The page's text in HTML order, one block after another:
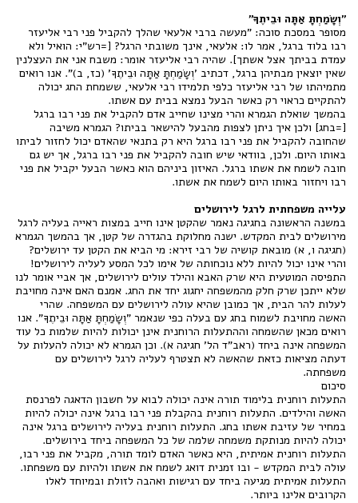
"וְשָׂמַחְתָּ אַתָּה וּבֵיתֶךָ"
מסופר במסכת סוכה: "מעשה ברבי אלעאי שהלך להקביל פני רבי אליעזר
רבו בלוד ברגל, אמר לו: אלעאי, אינך משובתי הרגל? [=רש"י: הואיל ולא
עמדת בביתך אצל אשתך]. שהיה רבי אליעזר אומר: משבח אני את העצלנין
שאין יוצאין מבתיהן ברגל, דכתיב 'וְשָׂמַחְתָּ אַתָּה וּבֵיתֶךָ' (כז, ב)". אנו רואים
מתמיהתו של רבי אליעזר כלפי תלמידו רבי אלעאי, ששמחת החג יכולה
להתקיים כראוי רק כאשר הבעל נמצא בבית עם אשתו.
בהמשך שואלת הגמרא והרי מצינו שחייב אדם להקביל את פני רבו ברגל
[=בחג] ולכן איך ניתן לצפות מהבעל להישאר בביתו? הגמרא משיבה
שהחובה להקביל את פני רבו ברגל היא רק בתנאי שהאדם יכול לחזור לביתו
באותו היום. ולכן, בוודאי שיש חובה להקביל את פני רבו ברגל, אך יש גם
חובה לשמח את אשתו ברגל. האיזון ביניהם הוא כאשר הבעל יקביל את פני
רבו ויחזור באותו היום לשמח את אשתו.
עלייה משפחתית לרגל לירושלים
במשנה הראשונה בחגיגה נאמר שהקטן אינו חייב במצות ראייה בעליה לרגל
מירושלים לבית המקדש. ישנה מחלוקת בהגדרה של קטן, אך בהמשך הגמרא
(חגיגה ו, א) מובאת קושיה של רבי זירא: מי הביא את הקטן עד ירושלים?
והרי אינו יכול להיות ללא נוכחותה של אימו לכל המסע לעליה לירושלים!
התפיסה המוטעית היא שרק האבא והילד עולים לירושלים, אך אביי אומר לנו
שלא ייתכן שרק חלק מהמשפחה יחגוג יחד את החג. אמנם האם אינה מחויבת
לעלות להר הבית, אך כמובן שהיא עולה לירושלים עם המשפחה. שהרי
האשה מחויבת לשמוח בחג עם בעלה כפי שנאמר "וְשָׂמַחְתָּ אַתָּה וּבֵיתֶךָ". אנו
רואים מכאן שהשמחה וההתעלות הרוחנית אינן יכולות להיות שלמות כל עוד
המשפחה אינה ביחד (ראב"ד הל' חגיגה א). וכן הגמרא לא יכולה להעלות על
דעתה מציאות כזאת שהאשה לא תצטרף לעליה לרגל לירושלים עם
משפחתה.
סיכום
התעלות רוחנית בלימוד תורה אינה יכולה לבוא על חשבון הדאגה לפרנסת
האשה והילדים. התעלות רוחנית בהקבלת פני רבו ברגל אינה יכולה להיות
במחיר של עזיבת אשתו בחג. התעלות רוחנית בעליה לירושלים ברגל אינה
יכולה להיות מנותקת משמחה שלמה של כל המשפחה ביחד בירושלים.
התעלות רוחנית אמיתית, היא כאשר האדם לומד תורה, מקביל את פני רבו,
עולה לבית המקדש - ובו זמנית דואג לשמח את אשתו ולהיות עם משפחתו.
התעלות אמיתית מגיעה ביחד עם רגישות ואהבה לזולת ובמיוחד לאלו
הקרובים אלינו ביותר.